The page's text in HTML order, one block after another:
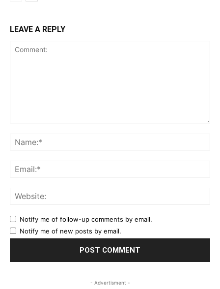
LEAVE A REPLY
Notify me of follow-up comments by email.
Notify me of new posts by email.
- Advertisment -